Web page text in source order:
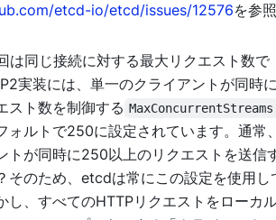
etcd-io/etcd/issues/12576を参
は同じ接続に対する最大リクエスト数で
実装には、単一のクライアントが同時
スト数を制御する MaxConcurrentStreams
ォルトで250に設定されています。通常
トが同時に250以上のリクエストを送信
そのため、etcdは常にこの設定を使用し
し、すべてのHTTPリクエストをローカ